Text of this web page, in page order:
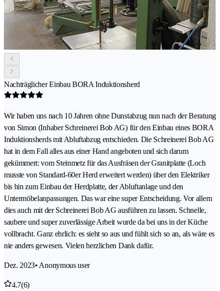
Nachträglicher Einbau BORA Induktionsherd
Wir haben uns nach 10 Jahren ohne Dunstabzug nun nach der Beratung
von Simon (Inhaber Schreinerei Bob AG) für den Einbau eines BORA
Induktionsherds mit Abluftabzug entschieden. Die Schreinerei Bob AG
hat in dem Fall alles aus einer Hand angeboten und sich darum
gekümmert: vom Steinmetz für das Ausfräsen der Granitplatte (Loch
musste von Standard-60er Herd erweitert werden) über den Elektriker
bis hin zum Einbau der Herdplatte, der Abluftanlage und den
Untermöbelanpassungen. Das war eine super Entscheidung. Vor allem
dies auch mit der Schreinerei Bob AG ausführen zu lassen. Schnelle,
saubere und super zuverlässige Arbeit wurde da bei uns in der Küche
vollbracht. Ganz ehrlich: es sieht so aus und fühlt sich so an, als wäre es
nie anders gewesen. Vielen herzlichen Dank dafür.
Dez. 2023• Anonymous user
4.7(6)